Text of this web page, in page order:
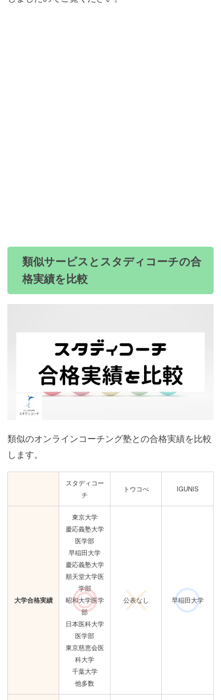
類似サービスとスタディコーチの合
格実績を比較
類似のオンラインコーチング塾との合格実績を比較
します。
スタディコー
チ
トウコべ IGUNIS
大学合格実績
東京大学
慶応義塾大学
医学部
早稲田大学
慶応義塾大学
順天堂大学医
学部
昭和大学医学
部
日本医科大学
医学部
東京慈恵会医
科大学
千葉大学
他多数
公表なし 早稲田大学